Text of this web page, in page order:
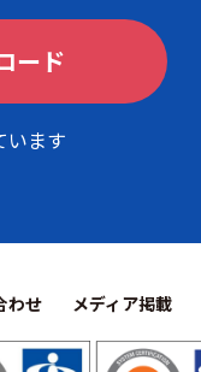
ード
います
わせ メディア掲載